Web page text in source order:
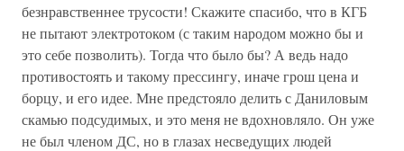
безнравственнее трусости! Скажите спасибо, что в КГБ
не пытают электротоком (с таким народом можно бы и
это себе позволить). Тогда что было бы? А ведь надо
противостоять и такому прессингу, иначе грош цена и
борцу, и его идее. Мне предстояло делить с Даниловым
скамью подсудимых, и это меня не вдохновляло. Он уже
не был членом ДС, но в глазах несведущих людей